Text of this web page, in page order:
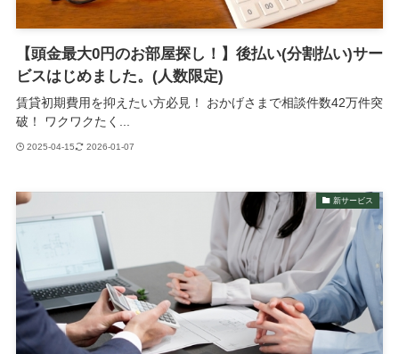
【頭金最大0円のお部屋探し！】後払い(分割払い)サー
ビスはじめました。(人数限定)
賃貸初期費用を抑えたい方必見！ おかげさまで相談件数42万件突
破！ ワクワクたく...
2025-04-15 2026-01-07
新サービス